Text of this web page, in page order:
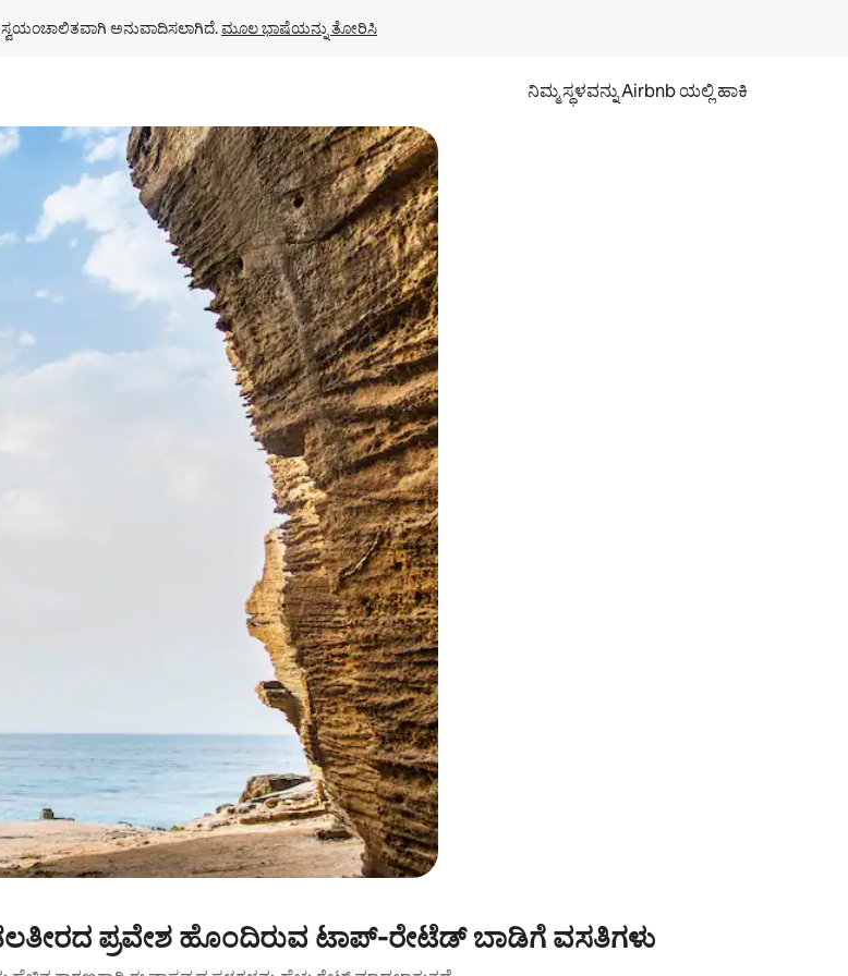
ಅನುವಾದಿಸಲಾಗಿದೆ. ಮೂಲ ಭಾಷೆಯನ್ನು ತೋರಿಸಿ
ನಿಮ್ಮ ಸ್ಥಳವನ್ನು Airbnb ಯಲ್ಲಿ ಹಾಕಿ
ಅಥವಾ ಸ್ಪರ್ಶ ಅಥವಾ ಸ್ವೈಪ್ ಗೆಸ್ಚರ್‌ಗಳ ಮೂಲಕ ಅನ್ವೇಷಿಸಿ.
ಪ್ರವೇಶ ಹೊಂದಿರುವ ಟಾಪ್-ರೇಟೆಡ್ ಬಾಡಿಗೆ ವಸತಿಗಳು